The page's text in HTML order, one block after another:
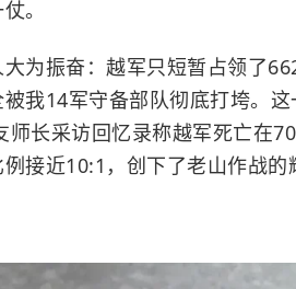
。
为振奋：越军只短暂占领了
我14军守备部队彻底打垮。
师长采访回忆录称越军死亡在
接近10:1，创下了老山作战的